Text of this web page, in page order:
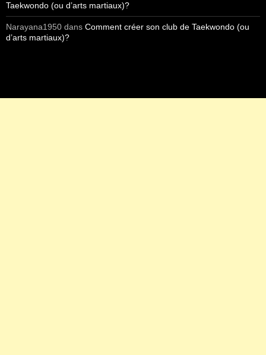
Taekwondo (ou d’arts martiaux)?
Narayana1950 dans Comment créer son club de Taekwondo (ou
d’arts martiaux)?